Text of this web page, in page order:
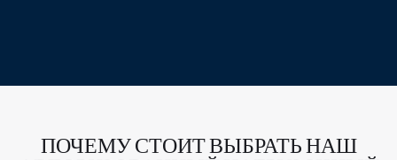
ПОЧЕМУ СТОИТ ВЫБРАТЬ НАШ